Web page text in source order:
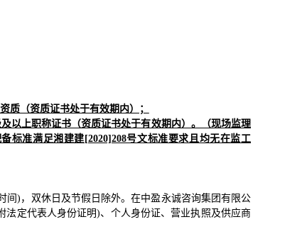
质（资质证书处于有效期内）；
以上职称证书（资质证书处于有效期内）。（现场监理
标准满足湘建建[2020]208号文标准要求且均无在监工
间)，双休日及节假日除外。在中盈永诚咨询集团有限公
法定代表人身份证明)、个人身份证、 营业执照及供应商